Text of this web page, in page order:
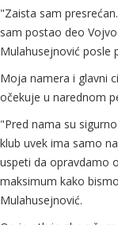
"Zaista sam
sam postao deo
Mulahusejnović posle
Moja namera i glavni
očekuje u narednom
"Pred nama su
klub uvek ima samo
uspeti da opravdamo
maksimum kako
Mulahusejnović.